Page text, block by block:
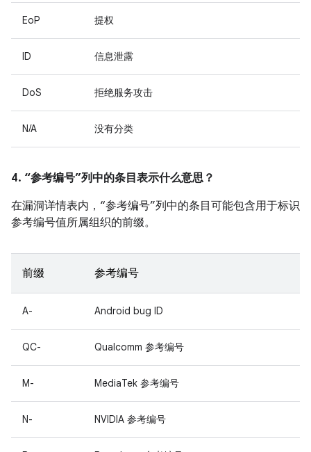
EoP 提权
ID 信息泄露
DoS 拒绝服务攻击
N/A 没有分类
4. “参考编号”列中的条目表示什么意思？
在漏洞详情表内，“参考编号”列中的条目可能包含用于标识
参考编号值所属组织的前缀。
前缀 参考编号
A- Android bug ID
QC- Qualcomm 参考编号
M- MediaTek 参考编号
N- NVIDIA 参考编号